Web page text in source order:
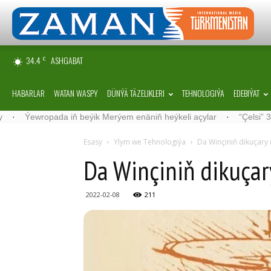
34.4 C ASHGABAT
HABARLAR WATAN WASPY DÜNÝÄ TÄZELIKLERI TEHNOLOGIÝA EDEBIÝAT
iň beýik Merýem enäniň heýkeli açylar · “Çelsi” 36
Esasy Ylym we Tehnologiýa Da Winçiniň dikuçary
Da Winçiniň
2022-02-08 211